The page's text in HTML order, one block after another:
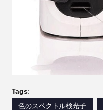
Tags:
色のスペクトル検光子